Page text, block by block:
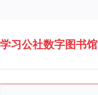
学习公社数字图书馆